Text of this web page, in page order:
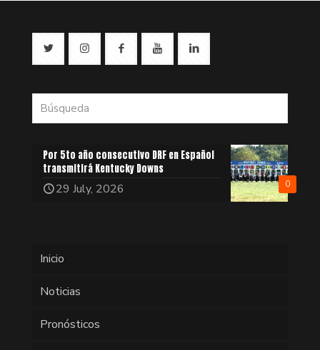
0
Por 5to año consecutivo DRF en Español
transmitirá Kentucky Downs
29 July, 2026
Inicio
Noticias
Pronósticos